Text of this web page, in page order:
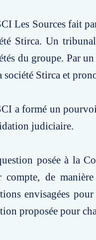
Les Sources fait
Stirca. Un
du groupe. Par
société Stirca et
a formé un
judiciaire.
posée à la
compte, de
envisagées
proposée pour